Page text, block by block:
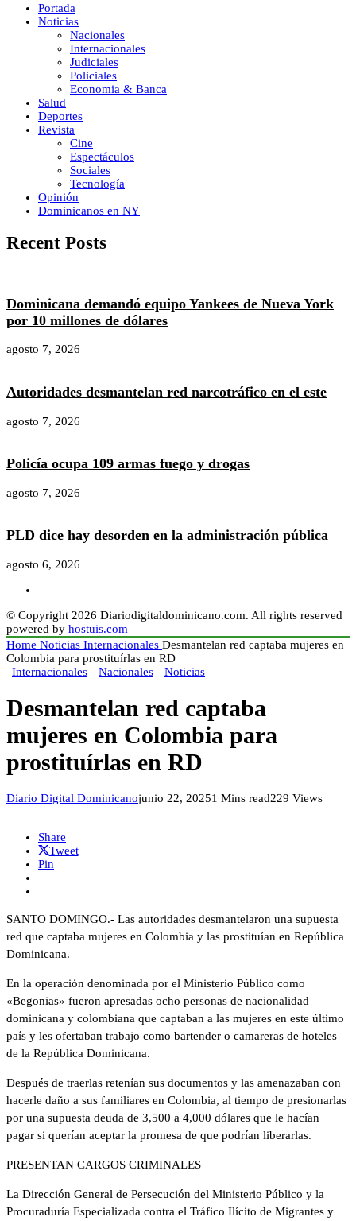
Portada
Noticias
Nacionales
Internacionales
Judiciales
Policiales
Economia & Banca
Salud
Deportes
Revista
Cine
Espectáculos
Sociales
Tecnología
Opinión
Dominicanos en NY
Recent Posts
Dominicana demandó equipo Yankees de Nueva York
por 10 millones de dólares
agosto 7, 2026
Autoridades desmantelan red narcotráfico en el este
agosto 7, 2026
Policía ocupa 109 armas fuego y drogas
agosto 7, 2026
PLD dice hay desorden en la administración pública
agosto 6, 2026
© Copyright 2026 Diariodigitaldominicano.com. All rights reserved
powered by hostuis.com
Home Noticias Internacionales Desmantelan red captaba mujeres en
Colombia para prostituírlas en RD
Internacionales
Nacionales Noticias
Desmantelan red captaba
mujeres en Colombia para
prostituírlas en RD
Diario Digital Dominicanojunio 22, 20251 Mins read229 Views
Share
Tweet
Pin
SANTO DOMINGO.- Las autoridades desmantelaron una supuesta
red que captaba mujeres en Colombia y las prostituían en República
Dominicana.
En la operación denominada por el Ministerio Público como
«Begonias» fueron apresadas ocho personas de nacionalidad
dominicana y colombiana que captaban a las mujeres en este último
país y les ofertaban trabajo como bartender o camareras de hoteles
de la República Dominicana.
Después de traerlas retenían sus documentos y las amenazaban con
hacerle daño a sus familiares en Colombia, al tiempo de presionarlas
por una supuesta deuda de 3,500 a 4,000 dólares que le hacían
pagar si querían aceptar la promesa de que podrían liberarlas.
PRESENTAN CARGOS CRIMINALES
La Dirección General de Persecución del Ministerio Público y la
Procuraduría Especializada contra el Tráfico Ilícito de Migrantes y